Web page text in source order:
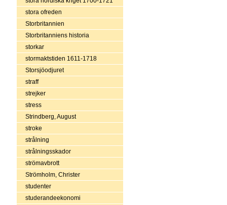
stora ofreden
Storbritannien
Storbritanniens historia
storkar
stormaktstiden 1611-1718
Storsjöodjuret
straff
strejker
stress
Strindberg, August
stroke
strålning
strålningsskador
strömavbrott
Strömholm, Christer
studenter
studerandeekonomi